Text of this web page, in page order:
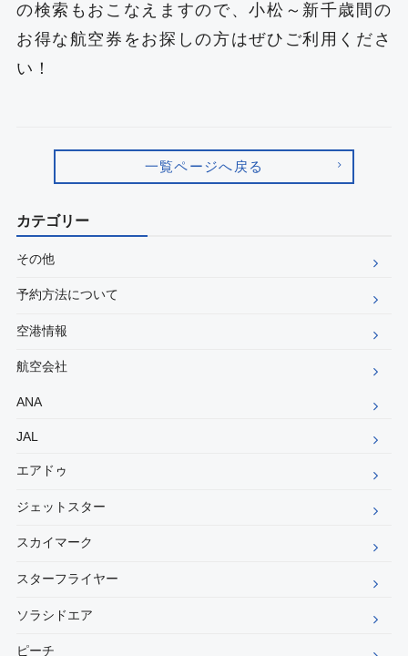
の検索もおこなえますので、小松～新千歳間の
お得な航空券をお探しの方はぜひご利用くださ
い！
一覧ページへ戻る
カテゴリー
その他
予約方法について
空港情報
航空会社
ANA
JAL
エアドゥ
ジェットスター
スカイマーク
スターフライヤー
ソラシドエア
ピーチ